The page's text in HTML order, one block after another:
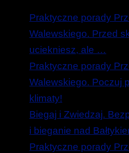
Praktyczne porady
Walewskiego. Przed
uciekniesz, ale …
Praktyczne porady
Walewskiego. Poczuj
klimaty!
Biegaj i Zwiedzaj.
i bieganie nad
Praktyczne porady